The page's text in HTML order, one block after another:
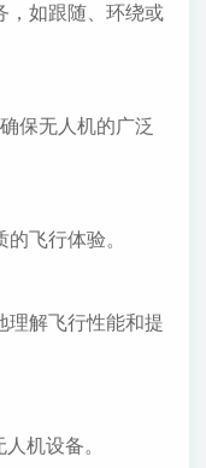
，如跟随、环绕或
保无人机的广泛
飞行体验。
理解飞行性能和提
机设备。